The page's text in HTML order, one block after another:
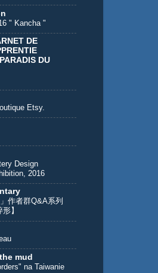
" Kancha "
DE
DU
Etsy.
Design
2016
作者群Q&A系列
】
mud
na Taiwanie